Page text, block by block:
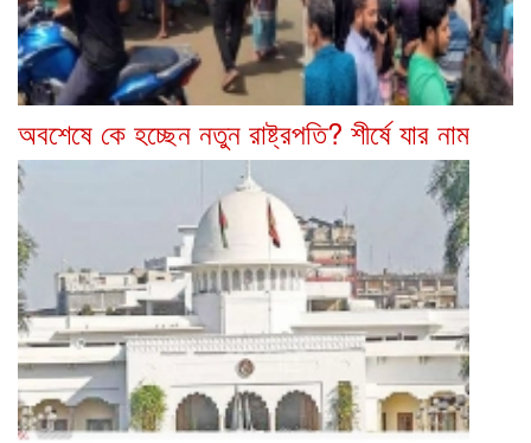
অবশেষে কে হচ্ছেন নতুন রাষ্ট্রপতি? শীর্ষে যার নাম